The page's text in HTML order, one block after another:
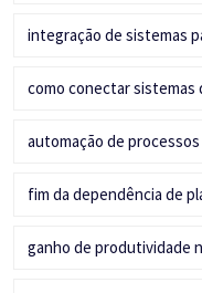
integração de sistemas
como conectar sistemas
automação de
fim da dependência de
ganho de produtividade